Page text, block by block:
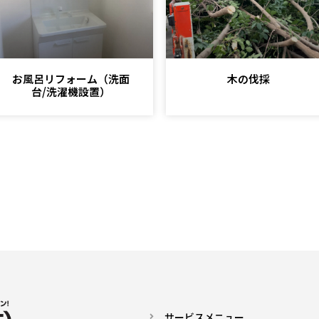
お風呂リフォーム（洗面
台/洗濯機設置）
木の伐採